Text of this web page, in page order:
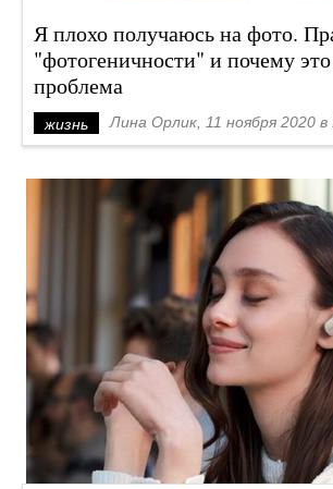
Я плохо получаюсь на фото.
"фотогеничности" и почему
проблема
жизнь Лина Орлик, 11 ноября 2020 в